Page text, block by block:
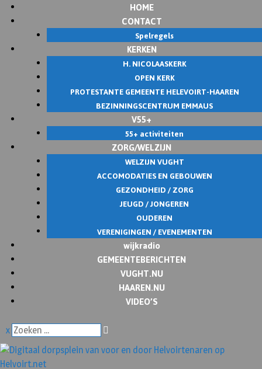
Skip
HOME
CONTACT
Spelregels
KERKEN
H. NICOLAASKERK
OPEN KERK
PROTESTANTE GEMEENTE HELEVOIRT-HAAREN
BEZINNINGSCENTRUM EMMAUS
V55+
55+ activiteiten
ZORG/WELZIJN
WELZIJN VUGHT
ACCOMODATIES EN GEBOUWEN
GEZONDHEID / ZORG
JEUGD / JONGEREN
OUDEREN
VERENIGINGEN / EVENEMENTEN
wijkradio
GEMEENTEBERICHTEN
VUGHT.NU
HAAREN.NU
VIDEO’S
x